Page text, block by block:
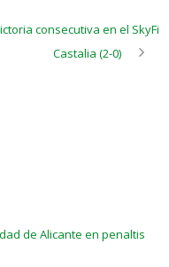
consecutiva en el SkyFi
Castalia (2-0)
de Alicante en penaltis